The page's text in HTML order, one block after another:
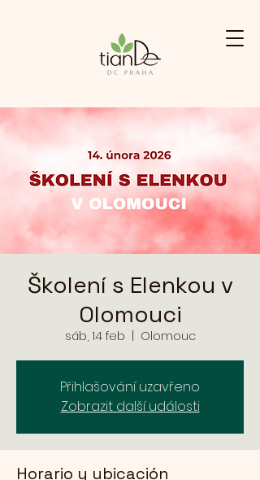
Školení s Elenkou v
Olomouci
sáb, 14 feb Olomouc
Přihlašování uzavřeno
Zobrazit další události
Horario y ubicación